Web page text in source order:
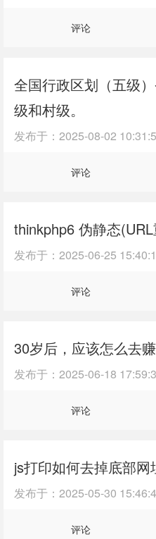
评论
全国行政区划（五级
级和村级。
发布于： 2025-08-02
评论
thinkphp6 伪静态
发布于： 2025-06-25
评论
30岁后，应该怎么去
发布于： 2025-06-18
评论
js打印如何去掉底部网
发布于： 2025-05-30
评论